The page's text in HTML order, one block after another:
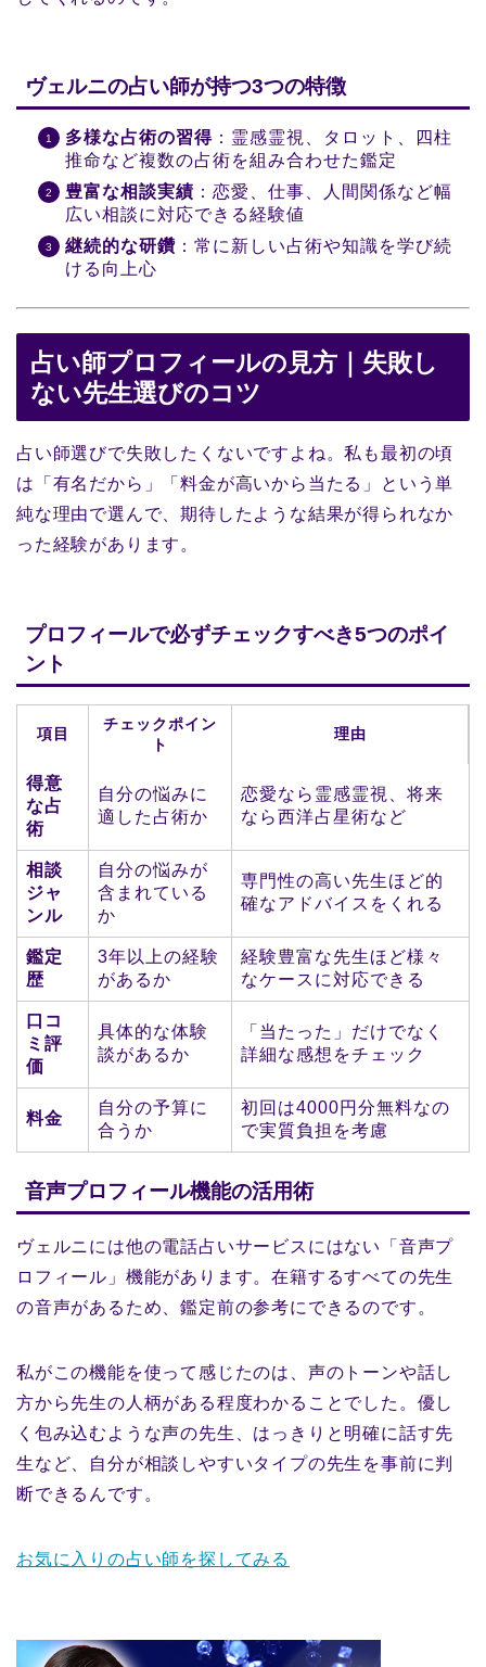
ヴェルニの占い師が持つ3つの特徴
多様な占術の習得 ：霊感霊視、タロット、四柱
推命など複数の占術を組み合わせた鑑定
豊富な相談実績 ：恋愛、仕事、人間関係など幅
広い相談に対応できる経験値
継続的な研鑽 ：常に新しい占術や知識を学び続
ける向上心
占い師プロフィールの見方｜失敗し
ない先生選びのコツ
占い師選びで失敗したくないですよね。私も最初の頃
は「有名だから」「料金が高いから当たる」という単
純な理由で選んで、期待したような結果が得られなか
った経験があります。
プロフィールで必ずチェックすべき5つのポイ
ント
項目
チェックポイン
ト
理由
得意
な占
術
自分の悩みに
適した占術か
恋愛なら霊感霊視、将来
なら西洋占星術など
相談
ジャ
ンル
自分の悩みが
含まれている
か
専門性の高い先生ほど的
確なアドバイスをくれる
鑑定
歴
3年以上の経験
があるか
経験豊富な先生ほど様々
なケースに対応できる
口コ
ミ評
価
具体的な体験
談があるか
「当たった」だけでなく
詳細な感想をチェック
料金
自分の予算に
合うか
初回は4000円分無料なの
で実質負担を考慮
音声プロフィール機能の活用術
ヴェルニには他の電話占いサービスにはない「音声プ
ロフィール」機能があります。在籍するすべての先生
の音声があるため、鑑定前の参考にできるのです。
私がこの機能を使って感じたのは、声のトーンや話し
方から先生の人柄がある程度わかることでした。優し
く包み込むような声の先生、はっきりと明確に話す先
生など、自分が相談しやすいタイプの先生を事前に判
断できるんです。
お気に入りの占い師を探してみる